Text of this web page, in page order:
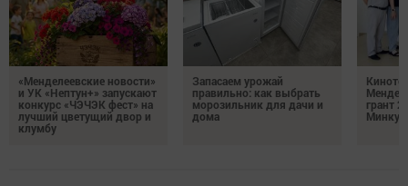
«Менделеевские новости»
и УК «Нептун+» запускают
конкурс «ЧЭЧЭК фест» на
лучший цветущий двор и
клумбу
Запасаем урожай
правильно: как выбрать
морозильник для дачи и
дома
грант